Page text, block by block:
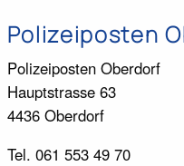
Polizeiposten
Polizeiposten Oberdorf
Hauptstrasse 63
4436 Oberdorf
Tel. 061 553 49 70